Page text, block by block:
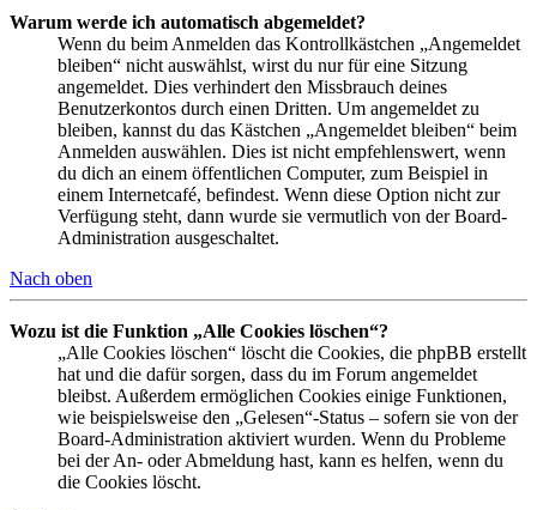
Warum werde ich automatisch abgemeldet?
Wenn du beim Anmelden das Kontrollkästchen „Angemeldet
bleiben“ nicht auswählst, wirst du nur für eine Sitzung
angemeldet. Dies verhindert den Missbrauch deines
Benutzerkontos durch einen Dritten. Um angemeldet zu
bleiben, kannst du das Kästchen „Angemeldet bleiben“ beim
Anmelden auswählen. Dies ist nicht empfehlenswert, wenn
du dich an einem öffentlichen Computer, zum Beispiel in
einem Internetcafé, befindest. Wenn diese Option nicht zur
Verfügung steht, dann wurde sie vermutlich von der Board-
Administration ausgeschaltet.
Nach oben
Wozu ist die Funktion „Alle Cookies löschen“?
„Alle Cookies löschen“ löscht die Cookies, die phpBB erstellt
hat und die dafür sorgen, dass du im Forum angemeldet
bleibst. Außerdem ermöglichen Cookies einige Funktionen,
wie beispielsweise den „Gelesen“-Status – sofern sie von der
Board-Administration aktiviert wurden. Wenn du Probleme
bei der An- oder Abmeldung hast, kann es helfen, wenn du
die Cookies löscht.